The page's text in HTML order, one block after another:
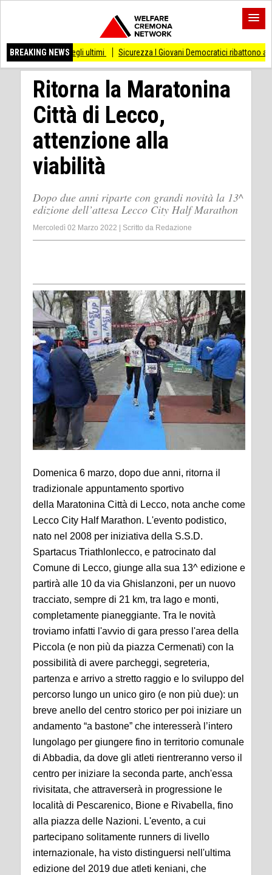
BREAKING NEWS
degli ultimi Sicurezza I Giovani Democratici ribattono ai Giovani di Fratellli
Ritorna la Maratonina
Città di Lecco,
attenzione alla
viabilità
Dopo due anni riparte con grandi novità la 13^
edizione dell’attesa Lecco City Half Marathon
Mercoledì 02 Marzo 2022 Scritto da Redazione
Domenica 6 marzo, dopo due anni, ritorna il
tradizionale appuntamento sportivo
della Maratonina Città di Lecco, nota anche come
Lecco City Half Marathon. L'evento podistico,
nato nel 2008 per iniziativa della S.S.D.
Spartacus Triathlonlecco, e patrocinato dal
Comune di Lecco, giunge alla sua 13^ edizione e
partirà alle 10 da via Ghislanzoni, per un nuovo
tracciato, sempre di 21 km, tra lago e monti,
completamente pianeggiante. Tra le novità
troviamo infatti l'avvio di gara presso l'area della
Piccola (e non più da piazza Cermenati) con la
possibilità di avere parcheggi, segreteria,
partenza e arrivo a stretto raggio e lo sviluppo del
percorso lungo un unico giro (e non più due): un
breve anello del centro storico per poi iniziare un
andamento “a bastone” che interesserà l’intero
lungolago per giungere fino in territorio comunale
di Abbadia, da dove gli atleti rientreranno verso il
centro per iniziare la seconda parte, anch'essa
rivisitata, che attraverserà in progressione le
località di Pescarenico, Bione e Rivabella, fino
alla piazza delle Nazioni. L'evento, a cui
partecipano solitamente runners di livello
internazionale, ha visto distinguersi nell'ultima
edizione del 2019 due atleti keniani, che